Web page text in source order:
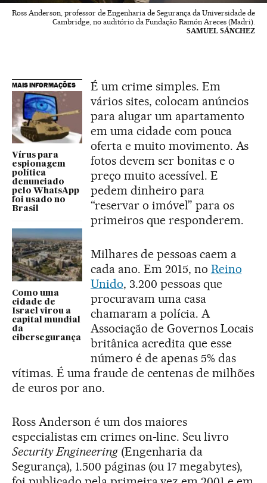
Ross Anderson, professor de Engenharia de Segurança da Universidade de
Cambridge, no auditório da Fundação Ramón Areces (Madri).
SAMUEL SÁNCHEZ
MAIS INFORMAÇÕES
Vírus para
espionagem
política
denunciado
pelo WhatsApp
foi usado no
Brasil
Como uma
cidade de
Israel virou a
capital mundial
da
cibersegurança
É um crime simples. Em
vários sites, colocam anúncios
para alugar um apartamento
em uma cidade com pouca
oferta e muito movimento. As
fotos devem ser bonitas e o
preço muito acessível. E
pedem dinheiro para
“reservar o imóvel” para os
primeiros que responderem.
Milhares de pessoas caem a
cada ano. Em 2015, no Reino
Unido, 3.200 pessoas que
procuravam uma casa
chamaram a polícia. A
Associação de Governos Locais
britânica acredita que esse
número é de apenas 5% das
vítimas. É uma fraude de centenas de milhões
de euros por ano.
Ross Anderson é um dos maiores
especialistas em crimes on-line. Seu livro
Security Engineering(Engenharia da
Segurança), 1.500 páginas (ou 17 megabytes),